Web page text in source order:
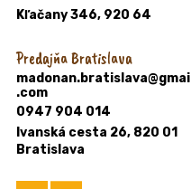
Kľačany 346, 920 64
Predajňa Bratislava
madonan.bratislava@gmail
.com
0947 904 014
Ivanská cesta 26, 820 01
Bratislava